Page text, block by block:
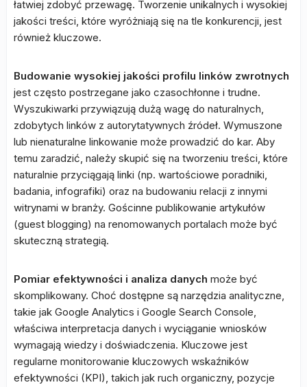
łatwiej zdobyć przewagę. Tworzenie unikalnych i wysokiej
jakości treści, które wyróżniają się na tle konkurencji, jest
również kluczowe.
Budowanie wysokiej jakości profilu linków zwrotnych
jest często postrzegane jako czasochłonne i trudne.
Wyszukiwarki przywiązują dużą wagę do naturalnych,
zdobytych linków z autorytatywnych źródeł. Wymuszone
lub nienaturalne linkowanie może prowadzić do kar. Aby
temu zaradzić, należy skupić się na tworzeniu treści, które
naturalnie przyciągają linki (np. wartościowe poradniki,
badania, infografiki) oraz na budowaniu relacji z innymi
witrynami w branży. Gościnne publikowanie artykułów
(guest blogging) na renomowanych portalach może być
skuteczną strategią.
Pomiar efektywności i analiza danych może być
skomplikowany. Choć dostępne są narzędzia analityczne,
takie jak Google Analytics i Google Search Console,
właściwa interpretacja danych i wyciąganie wniosków
wymagają wiedzy i doświadczenia. Kluczowe jest
regularne monitorowanie kluczowych wskaźników
efektywności (KPI), takich jak ruch organiczny, pozycje